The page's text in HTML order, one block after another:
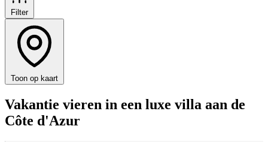
Filter
Toon op kaart
Vakantie vieren in een luxe villa aan de
Côte d'Azur